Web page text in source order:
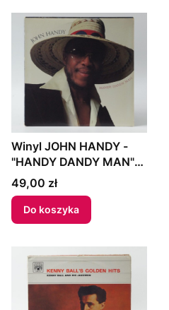
Winyl JOHN HANDY -
"HANDY DANDY MAN"
1978 US
Cena
49,00 zł
Do koszyka